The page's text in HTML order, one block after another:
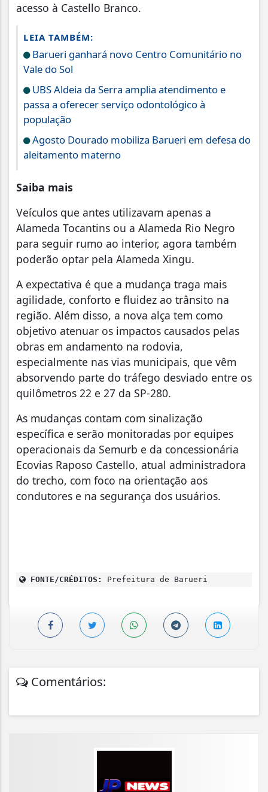
acesso à Castello Branco.
LEIA TAMBÉM:
Barueri ganhará novo Centro Comunitário no
Vale do Sol
UBS Aldeia da Serra amplia atendimento e
passa a oferecer serviço odontológico à
população
Agosto Dourado mobiliza Barueri em defesa do
aleitamento materno
Saiba mais
Veículos que antes utilizavam apenas a
Alameda Tocantins ou a Alameda Rio Negro
para seguir rumo ao interior, agora também
poderão optar pela Alameda Xingu.
A expectativa é que a mudança traga mais
agilidade, conforto e fluidez ao trânsito na
região. Além disso, a nova alça tem como
objetivo atenuar os impactos causados pelas
obras em andamento na rodovia,
especialmente nas vias municipais, que vêm
absorvendo parte do tráfego desviado entre os
quilômetros 22 e 27 da SP-280.
As mudanças contam com sinalização
específica e serão monitoradas por equipes
operacionais da Semurb e da concessionária
Ecovias Raposo Castello, atual administradora
do trecho, com foco na orientação aos
condutores e na segurança dos usuários.
FONTE/CRÉDITOS: Prefeitura de Barueri
Comentários: